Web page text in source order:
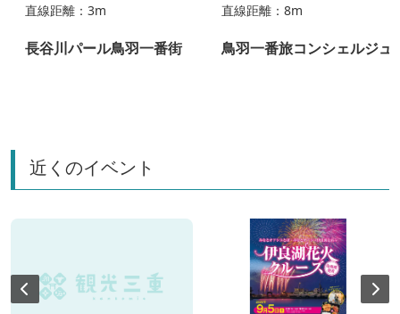
直線距離：3m
長谷川パール鳥羽一番街
直線距離：8m
鳥羽一番旅コンシェルジュ
近くのイベント